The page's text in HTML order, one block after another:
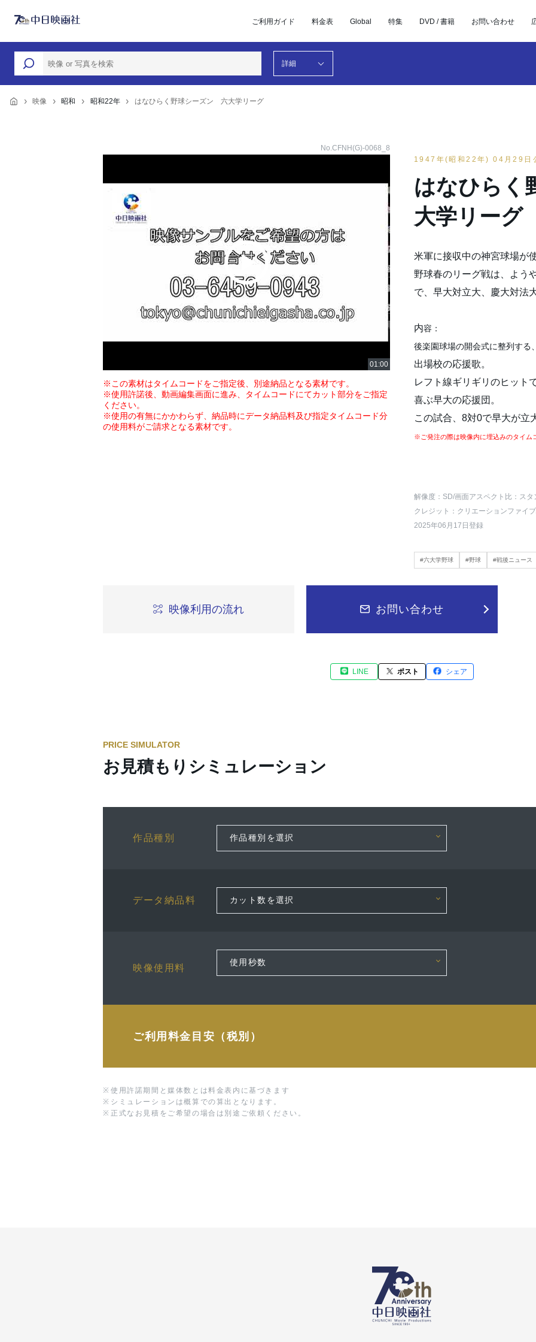
ご利用ガイド 料金表 Global 特集 DVD / 書籍 お問い合わせ
詳細
映像 昭和 昭和22年 はなひらく野球シーズン 六大学リーグ
No.CFNH(G)-0068_8
※この素材はタイムコードをご指定後、別途納品となる素材です。
※使用許諾後、動画編集画面に進み、タイムコードにてカット部分をご指定
ください。
※使用の有無にかかわらず、納品時にデータ納品料及び指定タイムコード分
の使用料がご請求となる素材です。
1947年(昭和22年) 04月29日
はなひら
大学リーグ
米軍に接収中の神宮球場が
野球春のリーグ戦は、よう
で、早大対立大、慶大対法
内容：
後楽園球場の開会式に整列する
出場校の応援歌。
レフト線ギリギリのヒット
喜ぶ早大の応援団。
この試合、8対0で早大が立
※ご発注の際は映像内に埋込みのタイム
解像度：SD/画面アスペクト比：スタ
クレジット：クリエーションファイ
2025年06月17日登録
#六大学野球 #野球 #戦後ニュース
映像利用の流れ お問い合わせ
LINE ポスト シェア
PRICE SIMULATOR
お見積もりシミュレーション
作品種別
データ納品料
映像使用料
ご利用料金目安（税別）
※ 使用許諾期間と媒体数とは料金表内に基づきます
※ シミュレーションは概算での算出となります。
※ 正式なお見積をご希望の場合は別途ご依頼ください。